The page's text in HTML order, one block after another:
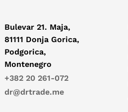
Bulevar 21. Maja,
81111 Donja Gorica,
Podgorica,
Montenegro
+382 20 261-072
dr@drtrade.me